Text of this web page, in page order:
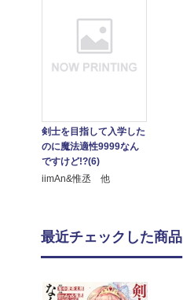
剣士を目指して入学した
のに魔法適性9999なん
ですけど!?(6)
iimAn&惟丞 他
最近チェックした商品